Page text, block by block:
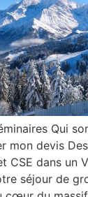
Qui
mon devis
CSE dans un
séjour de